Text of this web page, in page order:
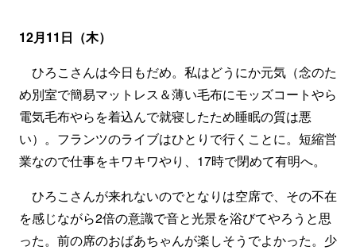
12月11日（木）
ひろこさんは今日もだめ。私はどうにか元気（念のた
め別室で簡易マットレス＆薄い毛布にモッズコートやら
電気毛布やらを着込んで就寝したため睡眠の質は悪
い）。フランツのライブはひとりで行くことに。短縮営
業なので仕事をキワキワやり、17時で閉めて有明へ。
ひろこさんが来れないのでとなりは空席で、その不在
を感じながら2倍の意識で音と光景を浴びてやろうと思
った。前の席のおばあちゃんが楽しそうでよかった。少